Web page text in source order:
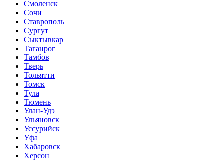
Смоленск
Сочи
Ставрополь
Сургут
Сыктывкар
Таганрог
Тамбов
Тверь
Тольятти
Томск
Тула
Тюмень
Улан-Удэ
Ульяновск
Уссурийск
Уфа
Хабаровск
Херсон